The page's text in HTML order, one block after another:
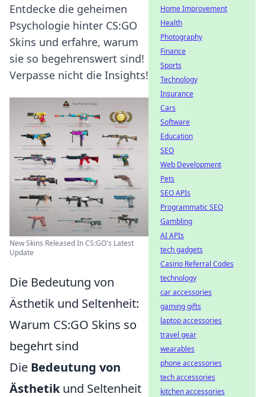
Entdecke die geheimen
Psychologie hinter CS:GO
Skins und erfahre, warum
sie so begehrenswert sind!
Verpasse nicht die Insights!
New Skins Released In CS:GO's Latest
Update
Die Bedeutung von
Ästhetik und Seltenheit:
Warum CS:GO Skins so
begehrt sind
Die Bedeutung von
Ästhetikund Seltenheit
Home Improvement
Health
Photography
Finance
Sports
Technology
Insurance
Cars
Software
Education
SEO
Web Development
Pets
SEO APIs
Programmatic SEO
Gambling
AI APIs
tech gadgets
Casino Referral Codes
technology
car accessories
gaming gifts
laptop accessories
travel gear
wearables
phone accessories
tech accessories
kitchen accessories